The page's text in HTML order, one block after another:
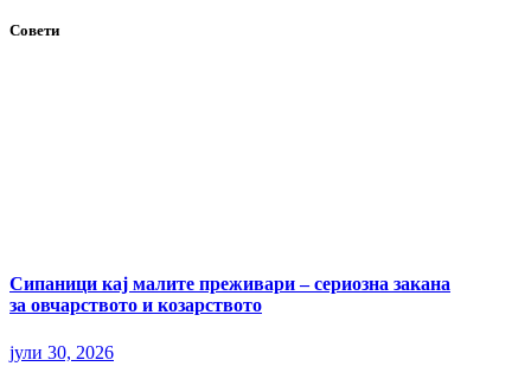
Совети
Сипаници кај малите преживари – сериозна закана
за овчарството и козарството
јули 30, 2026